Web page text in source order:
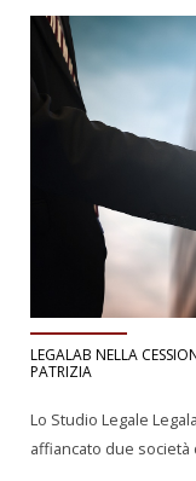
LEGALAB NELLA
PATRIZIA
Lo Studio Legale
affiancato due